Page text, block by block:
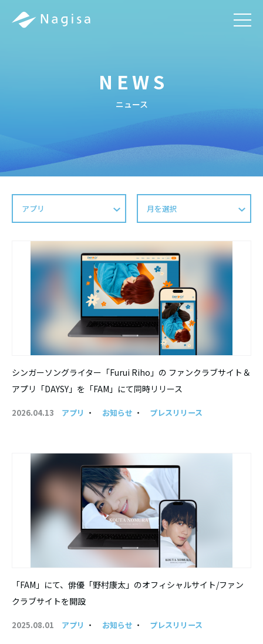
NEWS
ニュース
シンガーソングライター「Furui Riho」の ファンクラブサイト＆
アプリ「DAYSY」を「FAM」にて同時リリース
2026.04.13 アプリ ・ お知らせ ・ プレスリリース
「FAM」にて、俳優「野村康太」のオフィシャルサイト/ファン
クラブサイトを開設
2025.08.01 アプリ ・ お知らせ ・ プレスリリース